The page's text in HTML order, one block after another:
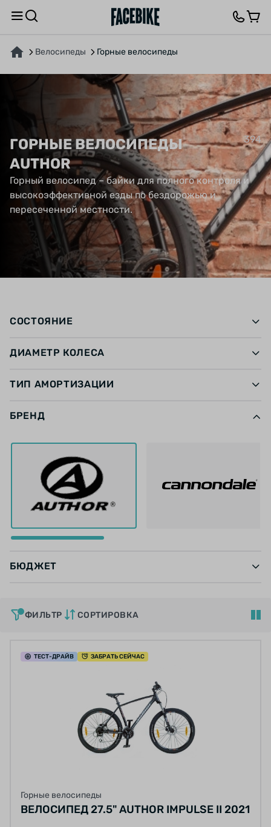
Велосипеды Горные велосипеды
ГОРНЫЕ ВЕЛОСИПЕДЫ
AUTHOR
394
Горный велосипед – байки для полного контроля и
высокоэффективной езды по бездорожью и
пересеченной местности.
СОСТОЯНИЕ
ДИАМЕТР КОЛЕСА
ТИП АМОРТИЗАЦИИ
БРЕНД
БЮДЖЕТ
ФИЛЬТР СОРТИРОВКА
ТЕСТ-ДРАЙВ ЗАБРАТЬ СЕЙЧАС
Горные велосипеды
ВЕЛОСИПЕД 27.5" AUTHOR IMPULSE II 2021